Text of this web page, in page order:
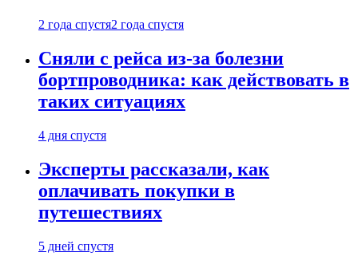
2 года спустя2 года спустя
Сняли с рейса из-за болезни
бортпроводника: как действовать в
таких ситуациях
4 дня спустя
Эксперты рассказали, как
оплачивать покупки в
путешествиях
5 дней спустя